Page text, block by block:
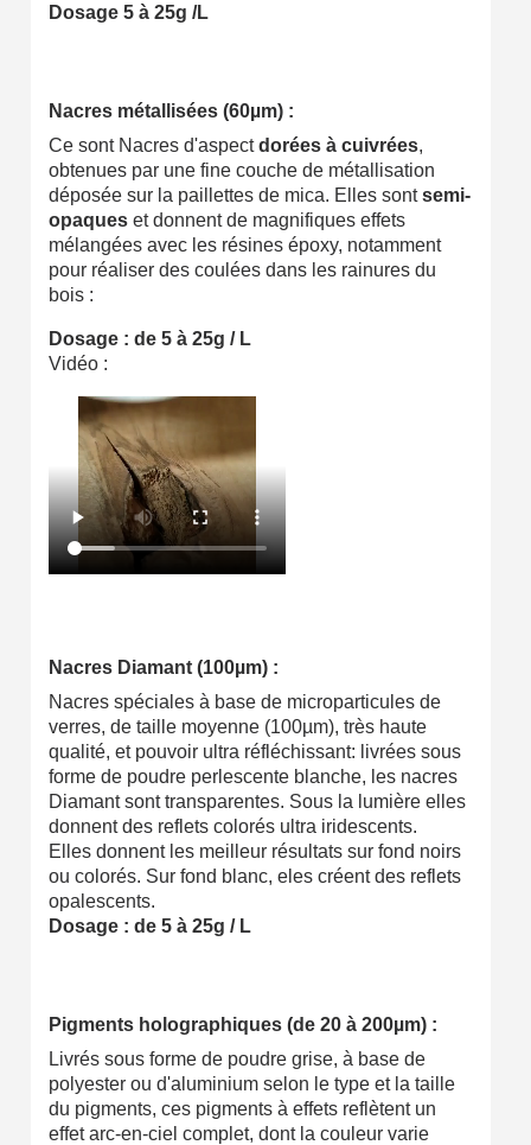
Dosage 5 à 25g /L
Nacres métallisées (60µm) :
Ce sont Nacres d'aspectdorées à cuivrées,
obtenues par une fine couche de métallisation
déposée sur la paillettes de mica. Elles sontsemi-
opaqueset donnent de magnifiques effets
mélangées avec les résines époxy, notamment
pour réaliser des coulées dans les rainures du
bois :
Dosage : de 5 à 25g / L
Vidéo :
Nacres Diamant (100µm) :
Nacres spéciales à base de microparticules de
verres, de taille moyenne (100µm), très haute
qualité, et pouvoir ultra réfléchissant: livrées sous
forme de poudre perlescente blanche, les nacres
Diamant sont transparentes. Sous la lumière elles
donnent des reflets colorés ultra iridescents.
Elles donnent les meilleur résultats sur fond noirs
ou colorés. Sur fond blanc, eles créent des reflets
opalescents.
Dosage : de 5 à 25g / L
Pigments holographiques (de 20 à 200µm) :
Livrés sous forme de poudre grise, à base de
polyester ou d'aluminium selon le type et la taille
du pigments, ces pigments à effets reflètent un
effet arc-en-ciel complet, dont la couleur varie